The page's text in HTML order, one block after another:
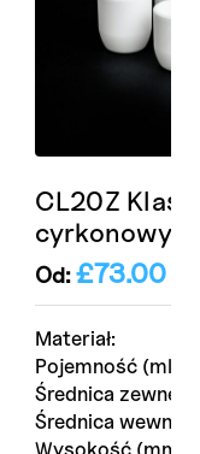
Materiał:
Pojemność (ml):
Średnica
Średnica
CL20Z
cyrkonowy
Od:£73.00